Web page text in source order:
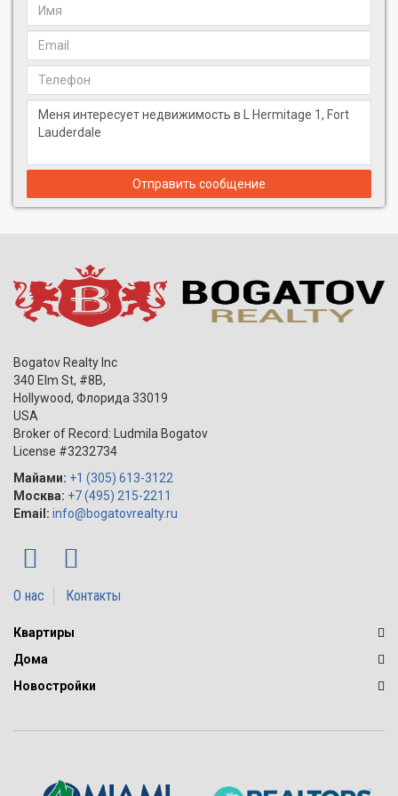
Отправить сообщение
Bogatov Realty Inc
340 Elm St, #8B,
Hollywood, Флорида 33019
USA
Broker of Record: Ludmila Bogatov
License #3232734
Майами: +1 (305) 613-3122
Москва: +7 (495) 215-2211
Email: info@bogatovrealty.ru
О нас Контакты
Квартиры
Дома
Новостройки